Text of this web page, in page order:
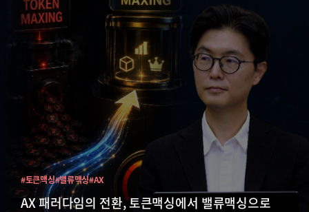
AX 패러다임의 전환, 토큰맥싱에서 밸류맥싱으로
#토큰맥싱#밸류맥싱#AX